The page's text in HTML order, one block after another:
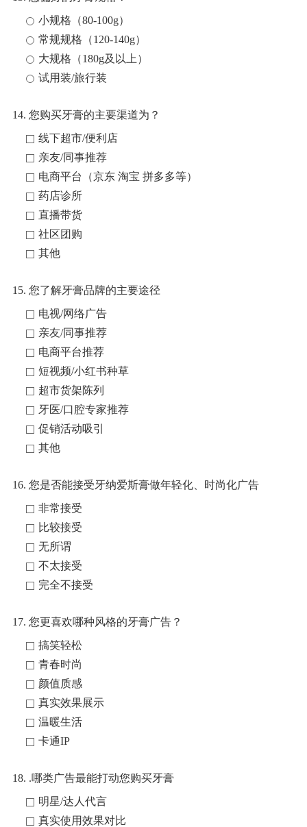
小规格（80-100g）
常规规格（120-140g）
大规格（180g及以上）
试用装/旅行装
14. 您购买牙膏的主要渠道为？
线下超市/便利店
亲友/同事推荐
电商平台（京东 淘宝 拼多多等）
药店诊所
直播带货
社区团购
其他
15. 您了解牙膏品牌的主要途径
电视/网络广告
亲友/同事推荐
电商平台推荐
短视频/小红书种草
超市货架陈列
牙医/口腔专家推荐
促销活动吸引
其他
16. 您是否能接受牙纳爱斯膏做年轻化、时尚化广告
非常接受
比较接受
无所谓
不太接受
完全不接受
17. 您更喜欢哪种风格的牙膏广告？
搞笑轻松
青春时尚
颜值质感
真实效果展示
温暖生活
卡通IP
18. .哪类广告最能打动您购买牙膏
明星/达人代言
真实使用效果对比